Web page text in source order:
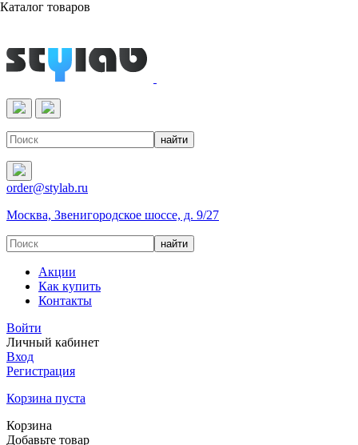
Реактивы & Оборудование
order@stylab.ru
Москва, Звенигородское шоссе, д. 9/27
Акции
Как купить
Контакты
Войти
Личный кабинет
Вход
Регистрация
Корзина пуста
Корзина
Добавьте товар
Каталог товаров